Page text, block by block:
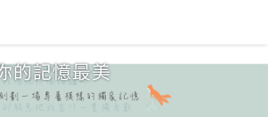
的記憶最美
預約檔期